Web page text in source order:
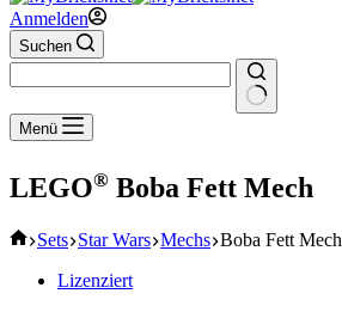
Anmelden
Suchen
Keine
Ergebnisse
Menü
LEGO® Boba Fett Mech
Start
Sets Star Wars Mechs Boba Fett Mech
Lizenziert